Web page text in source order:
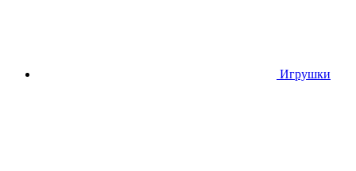
Игрушки